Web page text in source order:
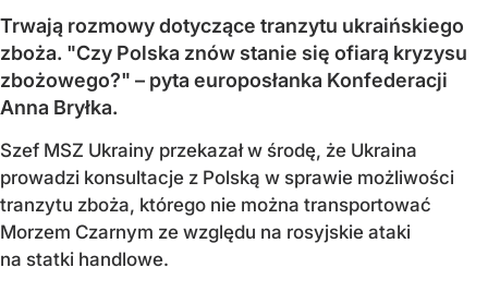
Trwają rozmowy dotyczące tranzytu ukraińskiego
zboża. "Czy Polska znów stanie się ofiarą kryzysu
zbożowego?" – pyta europosłanka Konfederacji
Anna Bryłka.
Szef MSZ Ukrainy przekazał w środę, że Ukraina
prowadzi konsultacje z Polską w sprawie możliwości
tranzytu zboża, którego nie można transportować
Morzem Czarnym ze względu na rosyjskie ataki
na statki handlowe.